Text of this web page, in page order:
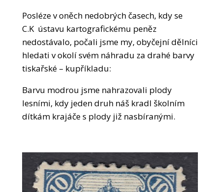
Posléze v oněch nedobrých časech, kdy se
C.K ústavu kartografickému peněz
nedostávalo, počali jsme my, obyčejní dělníci
hledati v okolí svém náhradu za drahé barvy
tiskařské – kupříkladu:
Barvu modrou jsme nahrazovali plody
lesními, kdy jeden druh náš kradl školním
dítkám krajáče s plody již nasbíranými.